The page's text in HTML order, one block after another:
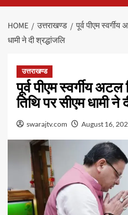
HOME उत्तराखण्ड
पूर्व पीएम
धामी ने दी श्रद्धांजलि
उत्तराखण्ड
पूर्व पीएम स्वर्गीय अटल
तिथि पर सीएम धामी ने
swarajtv.com August 16,